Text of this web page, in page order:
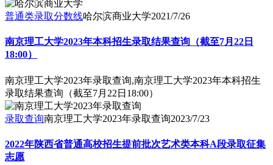
普通类录取分数线哈尔滨商业大学2021/7/26
南京理工大学2023年本科招生录取结果查询（截至7月22日
18:00）
南京理工大学2023年录取查询,南京理工大学2023年本科招生
录取结果查询（截至7月22日18:00）
录取查询南京理工大学2023年录取查询2023/7/23
2022年陕西省普通高校招生提前批次艺术类本科A段录取征集
志愿